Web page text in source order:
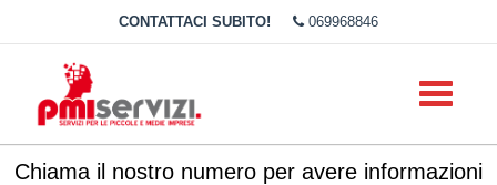
CONTATTACI SUBITO! 069968846
Toggle
Chiama il nostro numero per avere informazioni